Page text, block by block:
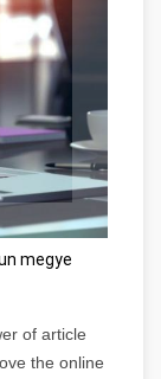
megye
of article
the online